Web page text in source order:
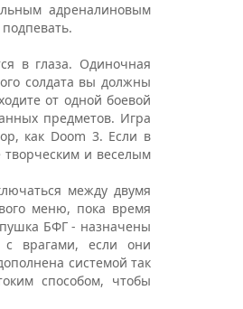
адреналиновым
в глаза. Одиночная
солдата вы должны
от одной боевой
предметов. Игра
как Doom 3. Если в
творческим и веселым
между двумя
меню, пока время
БФГ - назначены
врагами, если они
системой так
способом, чтобы